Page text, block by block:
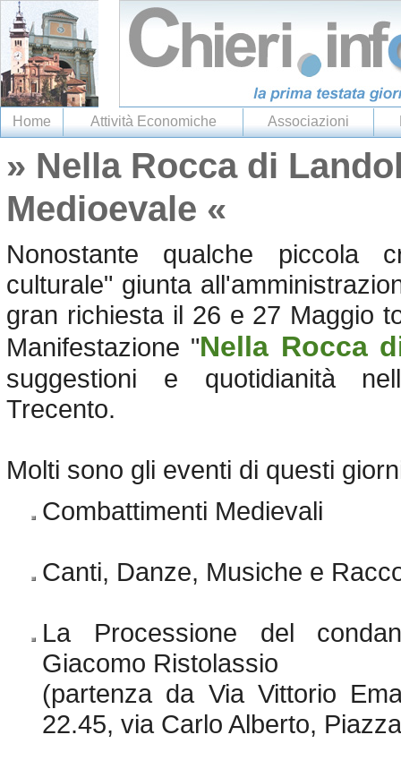
Home Attività Economiche Associazioni
» Nella Rocca di
Medioevale «
Nonostante qualche piccola
culturale" giunta
gran richiesta il 26 e 27 Maggio
Manifestazione "Nella Rocca
suggestioni e quotidianità
Trecento.
Molti sono gli eventi di questi
Combattimenti Medievali
Canti, Danze, Musiche e
La Processione del
Giacomo Ristolassio
(partenza da Via Vittorio
22.45, via Carlo Alberto,